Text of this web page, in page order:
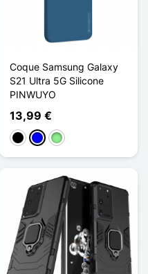
Coque Samsung Galaxy
S21 Ultra 5G Silicone
PINWUYO
13,99 €
PretoAzulVerde claro